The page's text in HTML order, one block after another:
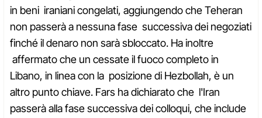
in beni iraniani congelati, aggiungendo che Teheran
non passerà a nessuna fase successiva dei negoziati
finché il denaro non sarà sbloccato. Ha inoltre
affermato che un cessate il fuoco completo in
Libano, in linea con la posizione di Hezbollah, è un
altro punto chiave. Fars ha dichiarato che l'Iran
passerà alla fase successiva dei colloqui, che include